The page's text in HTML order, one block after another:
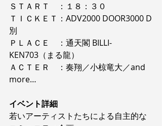
ＳＴＡＲＴ　：１８：３０
ＴＩＣＫＥＴ：​ADV2000 DOOR3000 D
別
ＰＬＡＣＥ　：通天閣 BILLI-
KEN703（まる龍）​
ＡＣＴＥＲ　：奏翔／小椋竜大／and
more…
イベント詳細
若いアーティストたちによる自主的な